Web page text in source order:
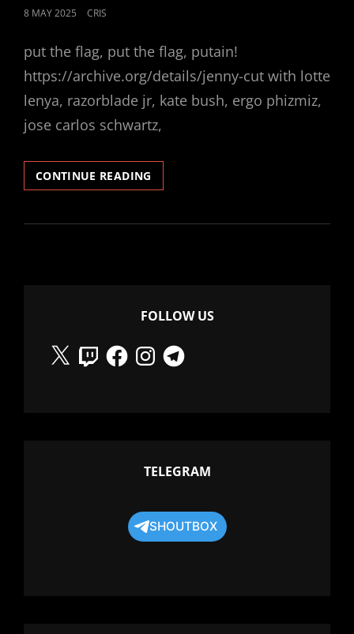
POSTED
8 MAY 2025 CRIS
put the flag, put the flag, putain!
https://archive.org/details/jenny-cut with lotte
lenya, razorblade jr, kate bush, ergo phizmiz,
jose carlos schwartz,
CONTINUE READING
JENNY
FOLLOW US
X
TwitchFacebookInstagramTelegram
TELEGRAM
SHOUTBOX